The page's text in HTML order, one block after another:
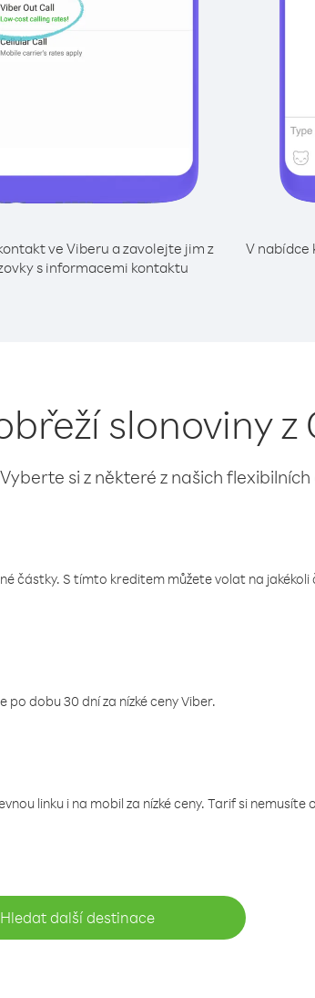
ve Viberu a zavolejte jim z
s informacemi kontaktu
V nabídce
slonoviny
si z některé z našich
částky. S tímto kreditem můžete volat na jakékoli
dobu 30 dní za nízké ceny Viber.
linku i na mobil za nízké ceny. Tarif si nemusíte
Hledat další destinace